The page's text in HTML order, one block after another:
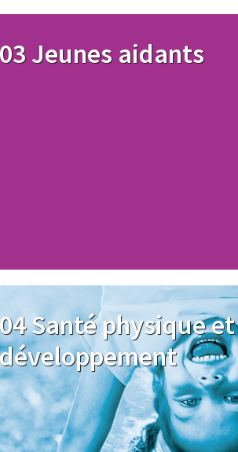
03 Jeunes aidants
04 Santé physique et
développement